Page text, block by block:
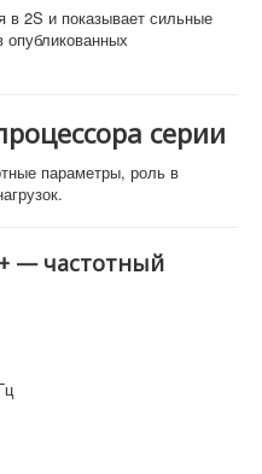
в 2S и показывает сильные
серии
параметры, роль в
— частотный